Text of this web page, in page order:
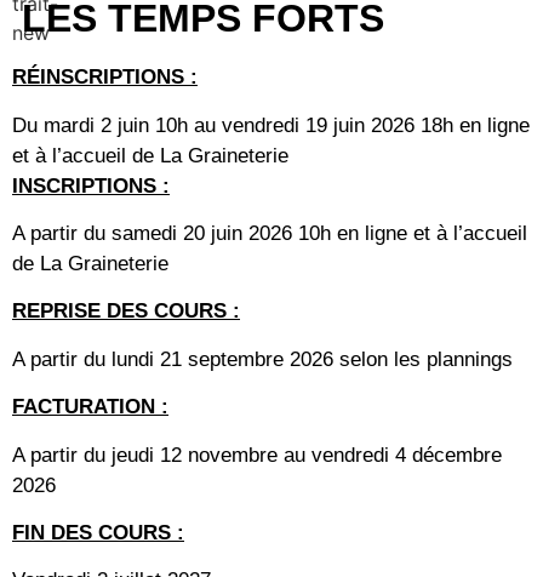
LES TEMPS FORTS
RÉINSCRIPTIONS :
Du mardi 2 juin 10h au vendredi 19 juin 2026 18h en ligne
et à l’accueil de La Graineterie
INSCRIPTIONS :
A partir du samedi 20 juin 2026 10h en ligne et à l’accueil
de La Graineterie
REPRISE DES COURS :
A partir du lundi 21 septembre 2026 selon les plannings
FACTURATION :
A partir du jeudi 12 novembre au vendredi 4 décembre
2026
FIN DES COURS :